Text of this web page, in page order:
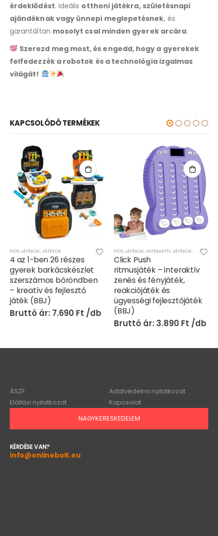
érdeklődést. Ideális otthoni játékra, születésnapi
ajándéknak vagy ünnepi meglepetésnek, és
garantáltan mosolyt csal minden gyerek arcára.
Szerezd meg most, és engedd, hogy a gyerekek
felfedezzék a robotok és a technológia izgalmas
világát!
KAPCSOLÓDÓ TERMÉKEK
FIÚS JÁTÉKOK,JÁTÉKOK
4 az 1-ben 26 részes
gyerek barkácskészlet
szerszámos bőröndben
– kreatív és fejlesztő
játék (BBJ)
7.690 Ft
FIÚS JÁTÉKOK, INTERAKTÍV JÁTÉKOK,JÁTÉKOK
Click Push
ritmusjáték – interaktív
zenés és fényjáték,
reakciójáték és
ügyességi fejlesztőjáték
(BBJ)
3.890 Ft
ÁSZF
Adatvédelmi nyilatkozat
Elállási nyilatkozat
Kapcsolat
NAGYKERESKEDELEM
KÉRDÉSE VAN?
info@onlinebolt.eu